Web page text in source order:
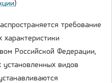
)
требование
характеристики
Российской Федерации,
видов